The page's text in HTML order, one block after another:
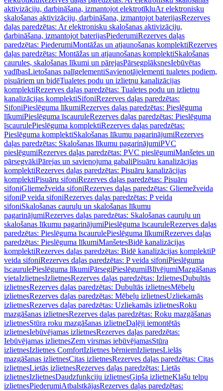
aktivizāciju, darbināšana, izmantojot elektrotīkluAr elektronisku
skalošanas aktivizāciju, darbināšana, izmantojot baterijasRezerves
daļas paredzētas: Ar elektronisku skalošanas aktivizāciju,
darbināšana, izmantojot baterijasPiederumiRezerves daļas
paredzētas: PiederumiMontāžas un atjaunošanas komplektiRezerves
daļas paredzētas: Montāžas un atjaunošanas komplektiSkalošanas
caurules, skalošanas līkumi un pārejasPārsegplāksnesIebūvētas
vadībasLietošanas palīgelementiSavienotājelementi tualetes podiem,
pisuāriem un bidēTualetes podu un izlietņu kanalizācijas
komplektiRezerves daļas paredzētas: Tualetes podu un izlietņu
kanalizācijas komplektiSifoniRezerves daļas paredzētas:
SifoniPieslēguma līkumiRezerves daļas paredzētas: Pieslēguma
līkumiPieslēguma īscauruleRezerves daļas paredzētas: Pieslēguma
īscaurulePieslēguma komplektiRezerves daļas paredzētas:
Pieslēguma komplektiSkalošanas līkumu pagarinājumiRezerves
daļas paredzētas: Skalošanas līkumu pagarinājumiPVC
pieslēgumiRezerves daļas paredzētas: PVC pieslēgumiManšetes un
pārsegvākiPārejas un savienojuma gabaliPisuāru kanalizācijas
komplektiRezerves daļas paredzētas: Pisuāru kanalizācijas
komplektiPisuāru sifoniRezerves daļas paredzētas: Pisuāru
sifoniGliemežveida sifoniRezerves daļas paredzētas: Gliemežveida
sifoniP veida sifoniRezerves daļas paredzētas: P veida
sifoniSkalošanas cauruļu un skalošanas līkumu
pagarinājumiRezerves daļas paredzētas: Skalošanas cauruļu un
skalošanas līkumu pagarinājumiPieslēguma īscauruleRezerves daļas
paredzētas: Pieslēguma īscaurulePieslēguma līkumiRezerves daļas
paredzētas: Pieslēguma līkumiManšetesBidē kanalizācijas
komplektiRezerves daļas paredzētas: Bidē kanalizācijas komplektiP
veida sifoniRezerves daļas paredzētas: P veida sifoniPieslēguma
īscaurulePieslēguma līkumiPārsegiPieslēgumiBlīvējumiMazgāšanas
vietaIzlietnesIzlietnesRezerves daļas paredzētas: IzlietnesDubultās
izlietnesRezerves daļas paredzētas: Dubultās izlietnesMēbeļu
izlietnesRezerves daļas paredzētas: Mēbeļu izlietnesUzliekamās
izlietnesRezerves daļas paredzētas: Uzliekamās izlietnesRoku
mazgāšanas izlietnesRezerves daļas paredzētas: Roku mazgāšanas
izlietnesStūra roku mazgāšanas izlietneDaļēji iemontētās
izlietnesIebūvējamas izlietnesRezerves daļas paredzētas:
Iebūvējamas izlietnesZem virsmas iebūvējamasStūra
izlietnesIzlietnes ComfortIzlietnes bērniemIzlietnesLielās
mazgāšanas izlietnesCitas izlietnesRezerves daļas paredzētas: Citas
izlietnesLietās izlietnesRezerves daļas paredzētas: Lietās
izlietnesIzlietnesDaudzfunkciju izlietnesĢipša izlietneKlašu telpu
izlietnesPiederumiAtbalstkājasRezerves daļas paredzētas: